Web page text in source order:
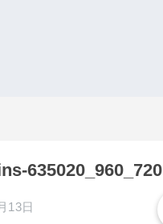
635020_960_720
13日